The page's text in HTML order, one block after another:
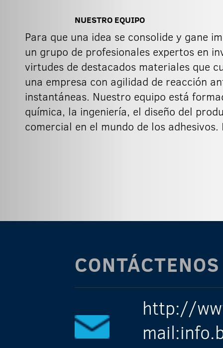
NUESTRO EQUIPO
Para que una idea se consolide y gane
un grupo de profesionales expertos en
virtudes de destacados materiales que curan en
una empresa con agilidad de reacción
instantáneas. Nuestro equipo está
química, la ingeniería, el diseño del
comercial en el mundo de los
CONTÁCTENOS
http://